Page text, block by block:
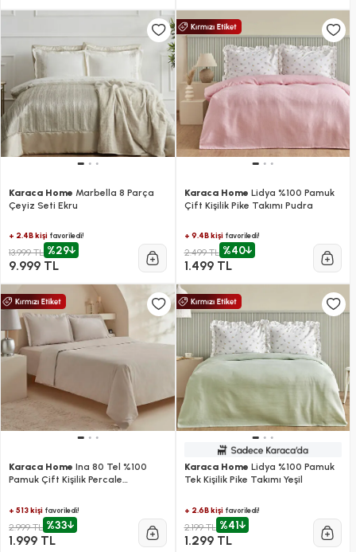
Karaca Home Marbella 8 Parça
Çeyiz Seti Ekru
+ 2.4B kişi favoriledi!
13.999 TL %29
9.999 TL
Karaca Home Lidya %100 Pamuk
Çift Kişilik Pike Takımı Pudra
+ 9.4B kişifavoriledi!
2.499 TL %40
1.499 TL
Karaca Home Ina 80 Tel %100
Pamuk Çift Kişilik Percale
+ 513 kişi favoriledi!
2.999 TL %33
1.999 TL
Karaca Home Lidya %100 Pamuk
Tek Kişilik Pike Takımı Yeşil
+ 2.6B kişifavoriledi!
2.199 TL %41
1.299 TL